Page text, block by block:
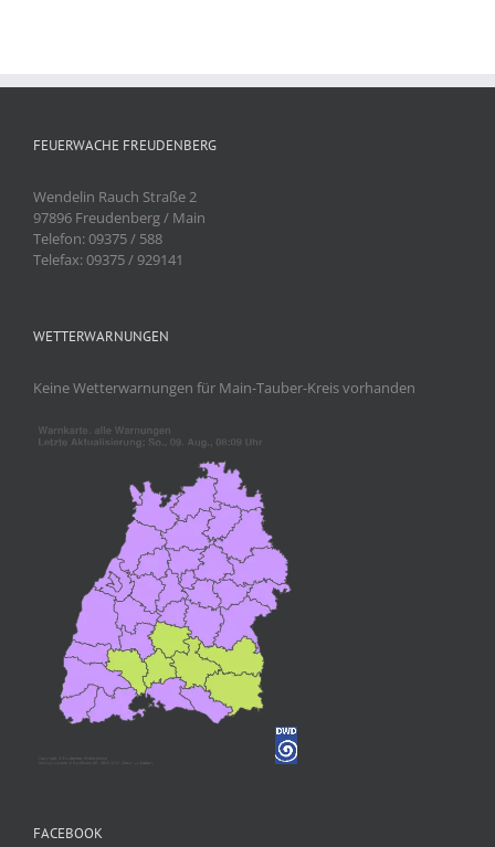
FEUERWACHE FREUDENBERG
Wendelin Rauch Straße 2
97896 Freudenberg / Main
Telefon: 09375 / 588
Telefax: 09375 / 929141
WETTERWARNUNGEN
Keine Wetterwarnungen für Main-Tauber-Kreis vorhanden
FACEBOOK